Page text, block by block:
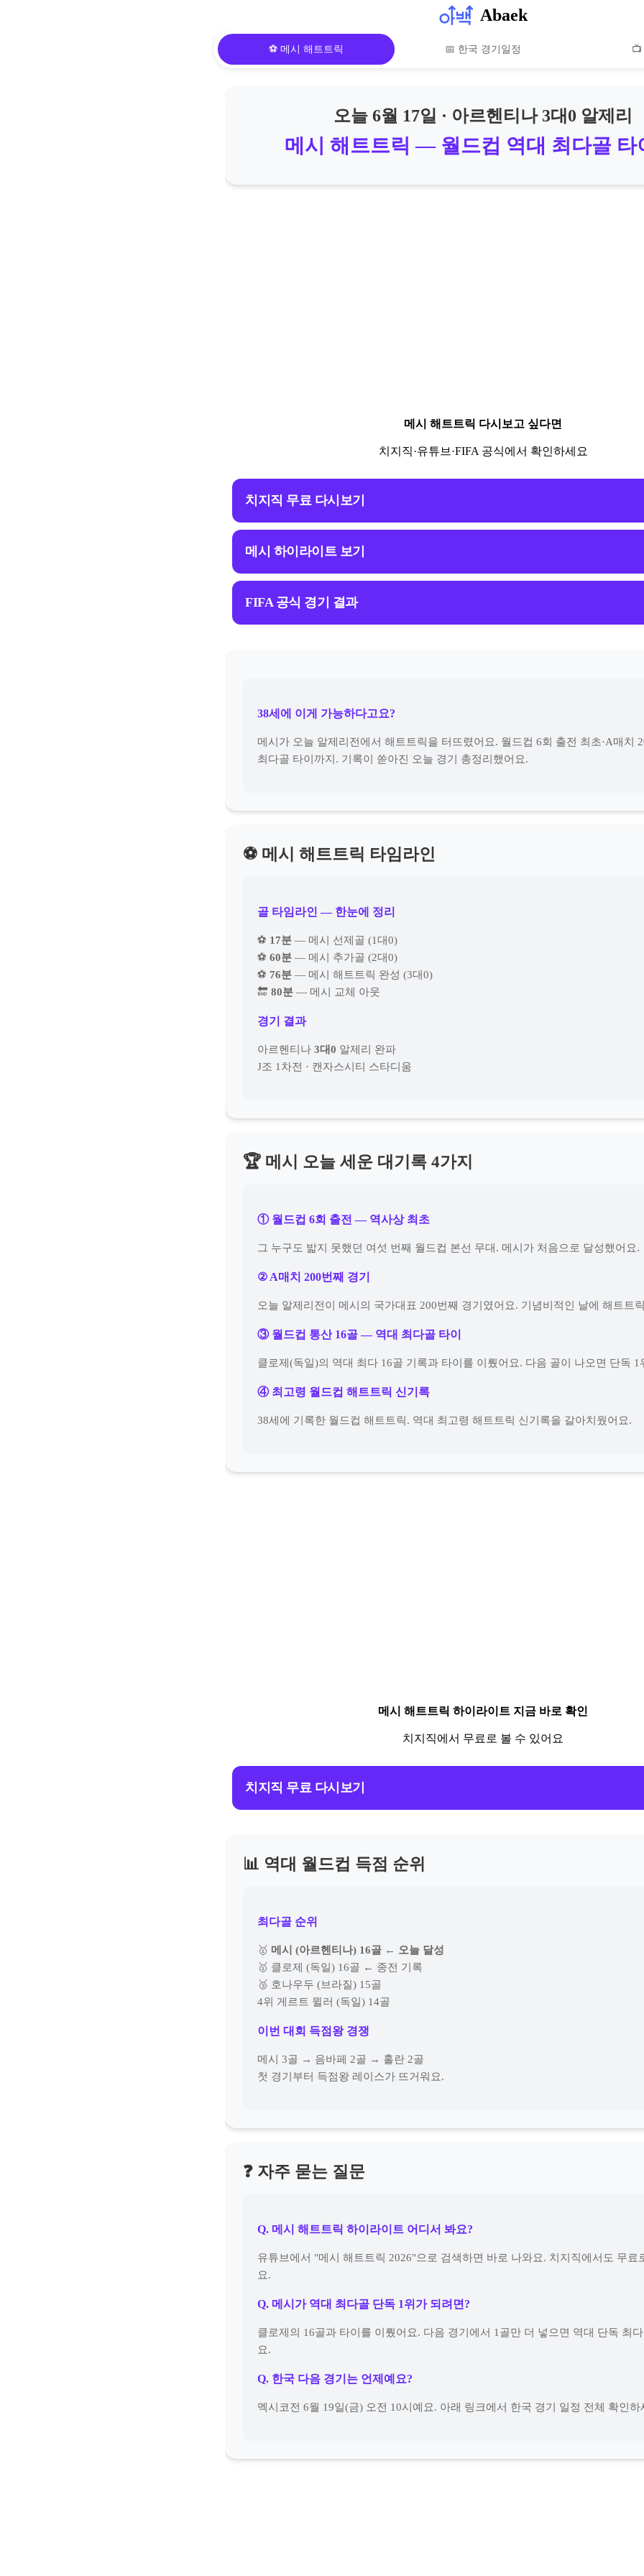
Abaek
⚽ 메시 해트트릭 📅 한국 경기일정
오늘 6월 17일 · 아르헨티나 3대0 알제리
메시 해트트릭 — 월드컵 역대 최다골 타
메시 해트트릭 다시보고 싶다면
치지직·유튜브·FIFA 공식에서 확인하세요
치지직 무료 다시보기
메시 하이라이트 보기
FIFA 공식 경기 결과
38세에 이게 가능하다고요?
메시가 오늘 알제리전에서 해트트릭을 터뜨렸어요. 월드컵 6회 출전 최초·A매치
최다골 타이까지. 기록이 쏟아진 오늘 경기 총정리했어요.
⚽ 메시 해트트릭 타임라인
골 타임라인 — 한눈에 정리
⚽ 17분 — 메시 선제골 (1대0)
⚽ 60분 — 메시 추가골 (2대0)
⚽ 76분 — 메시 해트트릭 완성 (3대0)
🔚 80분 — 메시 교체 아웃
경기 결과
아르헨티나 3대0 알제리 완파
J조 1차전 · 캔자스시티 스타디움
🏆 메시 오늘 세운 대기록 4가지
① 월드컵 6회 출전 — 역사상 최초
그 누구도 밟지 못했던 여섯 번째 월드컵 본선 무대. 메시가 처음으로 달성했어요.
② A매치 200번째 경기
오늘 알제리전이 메시의 국가대표 200번째 경기였어요. 기념비적인 날에 해트트
③ 월드컵 통산 16골 — 역대 최다골 타이
클로제(독일)의 역대 최다 16골 기록과 타이를 이뤘어요. 다음 골이 나오면 단독 1
④ 최고령 월드컵 해트트릭 신기록
38세에 기록한 월드컵 해트트릭. 역대 최고령 해트트릭 신기록을 갈아치웠어요.
메시 해트트릭 하이라이트 지금 바로 확인
치지직에서 무료로 볼 수 있어요
치지직 무료 다시보기
📊 역대 월드컵 득점 순위
최다골 순위
🥇 메시 (아르헨티나) 16골 ← 오늘 달성
🥇 클로제 (독일) 16골 ← 종전 기록
🥉 호나우두 (브라질) 15골
4위 게르트 뮐러 (독일) 14골
이번 대회 득점왕 경쟁
메시 3골 → 음바페 2골 → 홀란 2골
첫 경기부터 득점왕 레이스가 뜨거워요.
❓ 자주 묻는 질문
Q. 메시 해트트릭 하이라이트 어디서 봐요?
유튜브에서 "메시 해트트릭 2026"으로 검색하면 바로 나와요. 치지직에서도 무료
요.
Q. 메시가 역대 최다골 단독 1위가 되려면?
클로제의 16골과 타이를 이뤘어요. 다음 경기에서 1골만 더 넣으면 역대 단독 최
요.
Q. 한국 다음 경기는 언제예요?
멕시코전 6월 19일(금) 오전 10시예요. 아래 링크에서 한국 경기 일정 전체 확인하